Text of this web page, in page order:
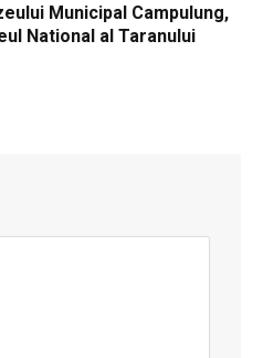
Municipal Campulung,
National al Taranului